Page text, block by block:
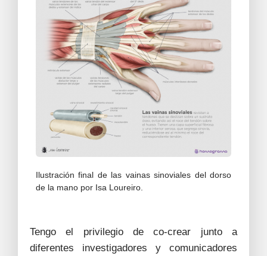
Ilustración final de las vainas sinoviales del dorso
de la mano por Isa Loureiro.
Tengo el privilegio de co-crear junto a
diferentes investigadores y comunicadores